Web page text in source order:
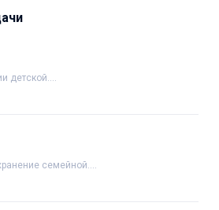
детской....
семейной....